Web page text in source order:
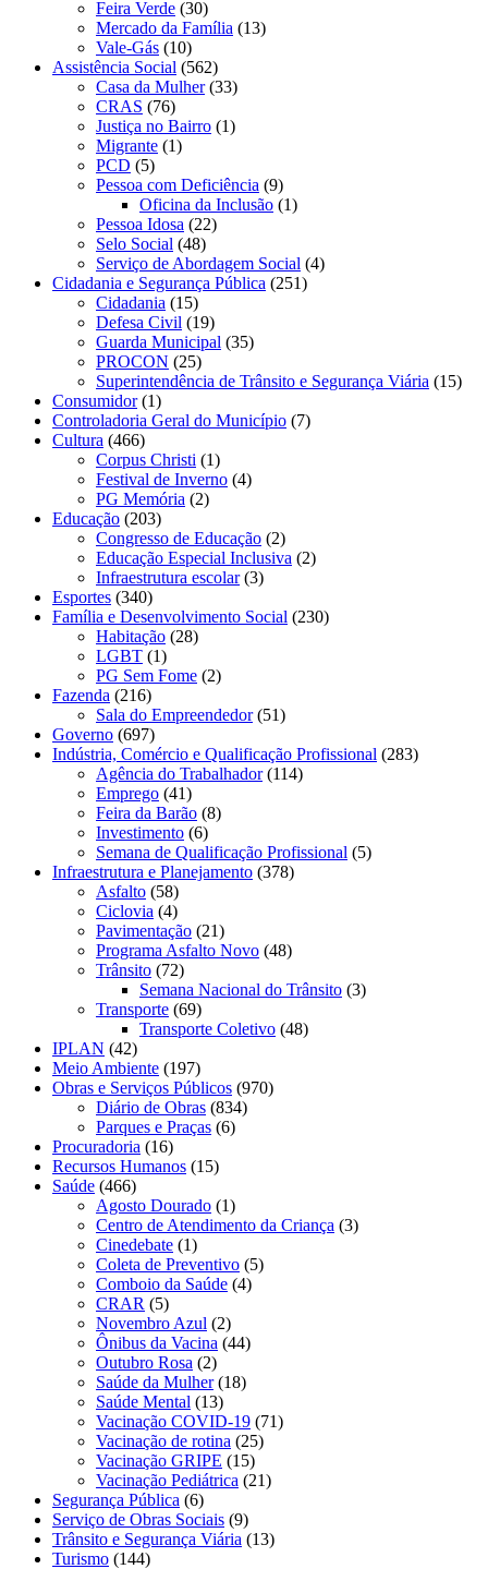
Feira Verde (30)
Mercado da Família (13)
Vale-Gás (10)
Assistência Social (562)
Casa da Mulher(33)
CRAS (76)
Justiça no Bairro (1)
Migrante (1)
PCD (5)
Pessoa com Deficiência (9)
Oficina da Inclusão (1)
Pessoa Idosa (22)
Selo Social (48)
Serviço de Abordagem Social (4)
Cidadania e Segurança Pública (251)
Cidadania (15)
Defesa Civil (19)
Guarda Municipal (35)
PROCON (25)
Superintendência de Trânsito e Segurança Viária (15)
Consumidor(1)
Controladoria Geral do Município (7)
Cultura (466)
Corpus Christi (1)
Festival de Inverno (4)
PG Memória (2)
Educação (203)
Congresso de Educação (2)
Educação Especial Inclusiva (2)
Infraestrutura escolar(3)
Esportes (340)
Família e Desenvolvimento Social (230)
Habitação (28)
LGBT (1)
PG Sem Fome (2)
Fazenda (216)
Sala do Empreendedor(51)
Governo (697)
Indústria, Comércio e Qualificação Profissional (283)
Agência do Trabalhador(114)
Emprego (41)
Feira da Barão (8)
Investimento (6)
Semana de Qualificação Profissional (5)
Infraestrutura e Planejamento (378)
Asfalto (58)
Ciclovia (4)
Pavimentação (21)
Programa Asfalto Novo (48)
Trânsito (72)
Semana Nacional do Trânsito (3)
Transporte (69)
Transporte Coletivo (48)
IPLAN (42)
Meio Ambiente (197)
Obras e Serviços Públicos (970)
Diário de Obras (834)
Parques e Praças (6)
Procuradoria (16)
Recursos Humanos (15)
Saúde (466)
Agosto Dourado (1)
Centro de Atendimento da Criança (3)
Cinedebate (1)
Coleta de Preventivo (5)
Comboio da Saúde (4)
CRAR (5)
Novembro Azul (2)
Ônibus da Vacina (44)
Outubro Rosa (2)
Saúde da Mulher(18)
Saúde Mental (13)
Vacinação COVID-19 (71)
Vacinação de rotina (25)
Vacinação GRIPE (15)
Vacinação Pediátrica (21)
Segurança Pública (6)
Serviço de Obras Sociais (9)
Trânsito e Segurança Viária (13)
Turismo (144)